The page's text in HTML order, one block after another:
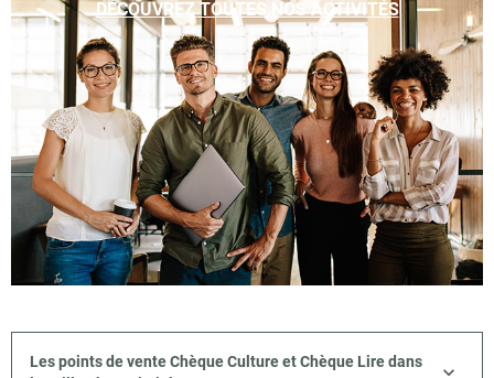
DÉCOUVREZ TOUTES NOS ACTIVITÉS
Les points de vente Chèque Culture et Chèque Lire dans